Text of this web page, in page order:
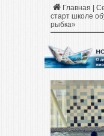
Главная
старт школе
рыбка»